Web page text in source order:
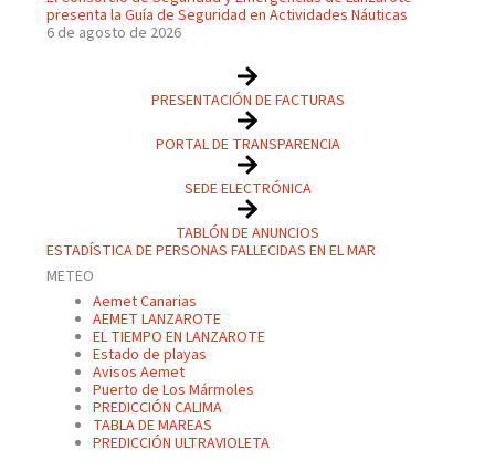
presenta la Guía de Seguridad en Actividades Náuticas
6 de agosto de 2026
PRESENTACIÓN DE FACTURAS
PORTAL DE TRANSPARENCIA
SEDE ELECTRÓNICA
TABLÓN DE ANUNCIOS
ESTADÍSTICA DE PERSONAS FALLECIDAS EN EL MAR
METEO
Aemet Canarias
AEMET LANZAROTE
EL TIEMPO EN LANZAROTE
Estado de playas
Avisos Aemet
Puerto de Los Mármoles
PREDICCIÓN CALIMA
TABLA DE MAREAS
PREDICCIÓN ULTRAVIOLETA